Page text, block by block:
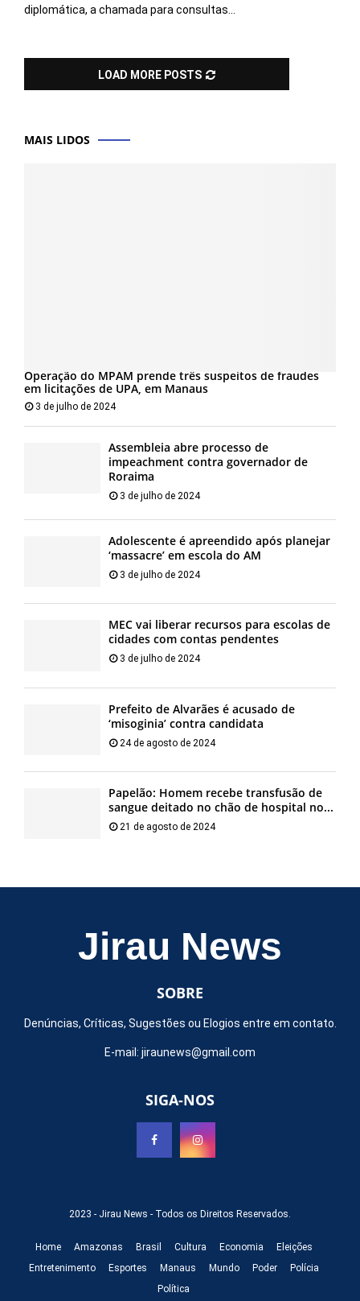
diplomática, a chamada para consultas...
LOAD MORE POSTS
MAIS LIDOS
Operação do MPAM prende três suspeitos de fraudes
em licitações de UPA, em Manaus
3 de julho de 2024
Assembleia abre processo de
impeachment contra governador de
Roraima
3 de julho de 2024
Adolescente é apreendido após planejar
‘massacre’ em escola do AM
3 de julho de 2024
MEC vai liberar recursos para escolas de
cidades com contas pendentes
3 de julho de 2024
Prefeito de Alvarães é acusado de
‘misoginia’ contra candidata
24 de agosto de 2024
Papelão: Homem recebe transfusão de
sangue deitado no chão de hospital no...
21 de agosto de 2024
Jirau News
SOBRE
Denúncias, Críticas, Sugestões ou Elogios entre em contato.
E-mail: jiraunews@gmail.com
SIGA-NOS
2023 - Jirau News - Todos os Direitos Reservados.
Home Amazonas Brasil Cultura Economia
Eleições
Entretenimento
Esportes Manaus Mundo Poder
Polícia
Política